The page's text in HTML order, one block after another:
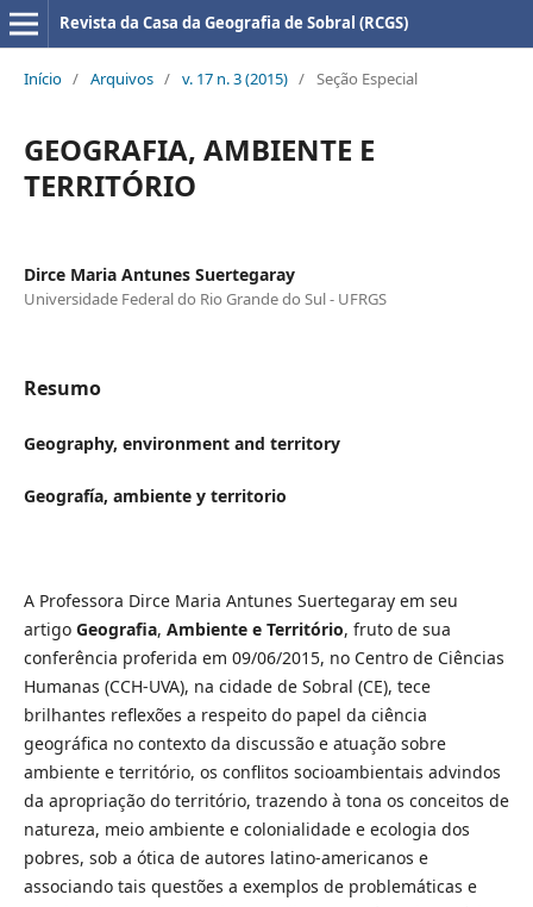
Revista da Casa da Geografia de Sobral (RCGS)
Início / Arquivos / v. 17 n. 3 (2015) / Seção Especial
GEOGRAFIA, AMBIENTE E
TERRITÓRIO
Dirce Maria Antunes Suertegaray
Universidade Federal do Rio Grande do Sul - UFRGS
Resumo
Geography, environment and territory
Geografía, ambiente y territorio
A Professora Dirce Maria Antunes Suertegaray em seu
artigo Geografia, Ambiente e Território, fruto de sua
conferência proferida em 09/06/2015, no Centro de Ciências
Humanas (CCH-UVA), na cidade de Sobral (CE), tece
brilhantes reflexões a respeito do papel da ciência
geográfica no contexto da discussão e atuação sobre
ambiente e território, os conflitos socioambientais advindos
da apropriação do território, trazendo à tona os conceitos de
natureza, meio ambiente e colonialidade e ecologia dos
pobres, sob a ótica de autores latino-americanos e
associando tais questões a exemplos de problemáticas e